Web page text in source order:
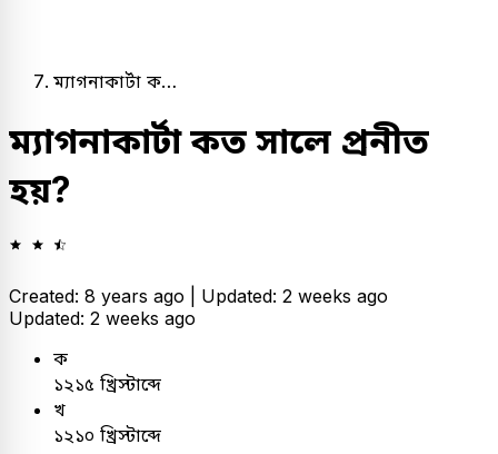
ম্যাগনাকার্টা ক…
ম্যাগনাকার্টা কত সালে প্রনীত
হয়?
Created: 8 years ago | Updated: 2 weeks ago
Updated: 2 weeks ago
ক
১২১৫ খ্রিস্টাব্দে
খ
১২১০ খ্রিস্টাব্দে